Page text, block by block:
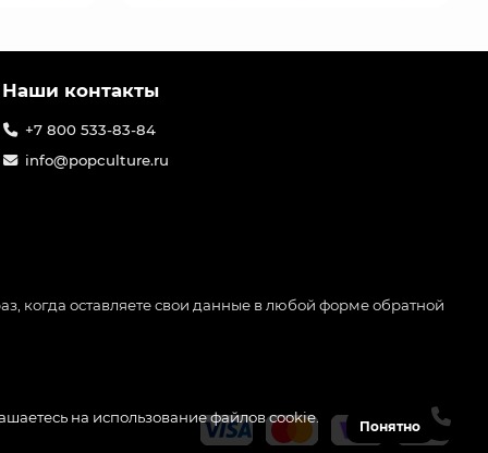
на использование файлов cookie.
Понятно
Наши контакты
+7 800 533-83-84
info@popculture.ru
когда оставляете свои данные в любой форме обратной